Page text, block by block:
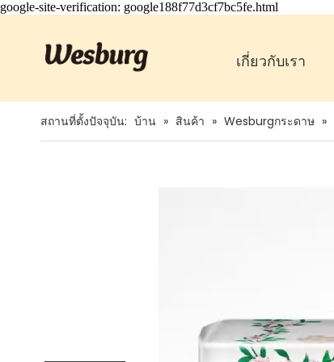
google-site-verification: google188f77d3cf7bc5fe.html
เกี่ยวกับเรา
สถานที่ตั้งปัจจุบัน: บ้าน » สินค้า » Wesburgกระดาษ »